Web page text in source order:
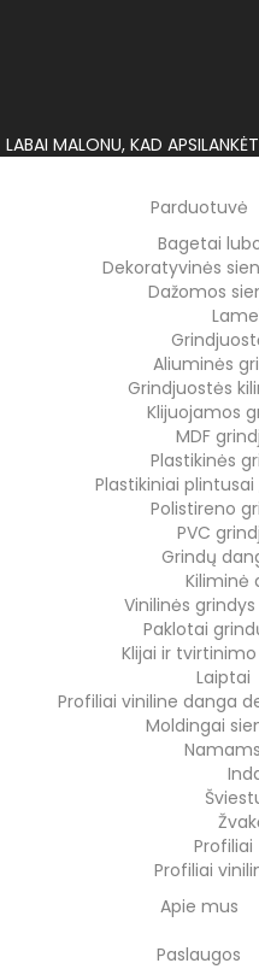
LABAI MALONU, KAD
Parduotuvė
Bagetai
Dekoratyvinės
Dažomos
Aliuminės
Grindjuostės
Klijuojamos
MDF
Plastikinės
Plastikiniai plintusai
Polistireno
PVC
Grindų
Kiliminė
Vinilinės
Paklotai
Klijai ir
Laiptai
Profiliai viniline danga
Moldingai
Namams
Profiliai
Profiliai
Apie mus
Paslaugos